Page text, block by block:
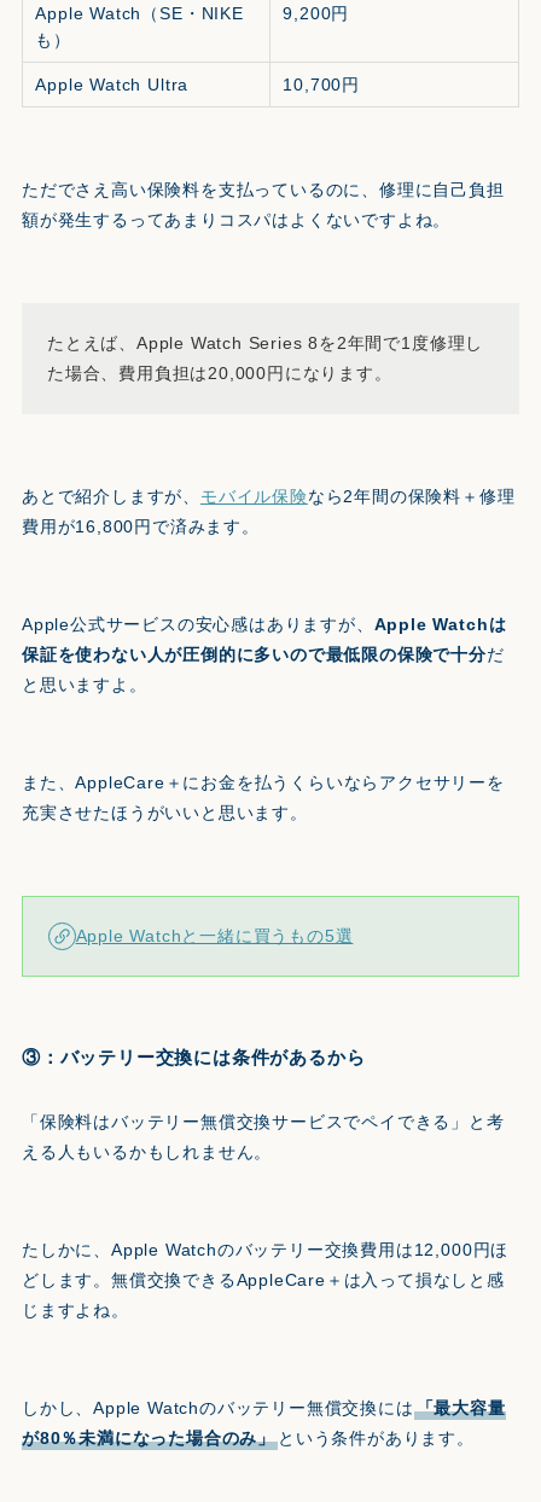
Apple Watch（SE・NIKE
も）
9,200円
Apple Watch Ultra 10,700円
ただでさえ高い保険料を支払っているのに、修理に自己負担
額が発生するってあまりコスパはよくないですよね。
たとえば、Apple Watch Series 8を2年間で1度修理し
た場合、費用負担は20,000円になります。
あとで紹介しますが、 モバイル保険なら2年間の保険料＋修理
費用が16,800円で済みます。
Apple公式サービスの安心感はありますが、 Apple Watchは
保証を使わない人が圧倒的に多いので最低限の保険で十分だ
と思いますよ。
また、AppleCare＋にお金を払うくらいならアクセサリーを
充実させたほうがいいと思います。
Apple Watchと一緒に買うもの5選
③：バッテリー交換には条件があるから
「保険料はバッテリー無償交換サービスでペイできる」と考
える人もいるかもしれません。
たしかに、Apple Watchのバッテリー交換費用は12,000円ほ
どします。無償交換できるAppleCare＋は入って損なしと感
じますよね。
しかし、Apple Watchのバッテリー無償交換には 「最大容量
が80％未満になった場合のみ」 という条件があります。